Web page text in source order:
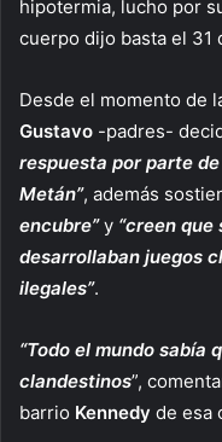
hipotermia, lucho por
cuerpo dijo basta el 31
Desde el momento de
Gustavo -padres-
respuesta por parte
Metán”, además
encubre”y “creen que
desarrollaban juegos
ilegales”.
“Todo el mundo sabía
clandestinos”,
barrio Kennedy de esa